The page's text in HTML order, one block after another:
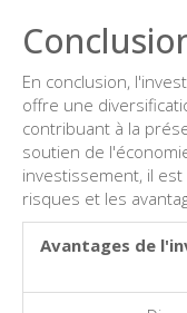
En conclusion,
offre une
contribuant à la
soutien de
investissement, il
risques et les
Avantages de